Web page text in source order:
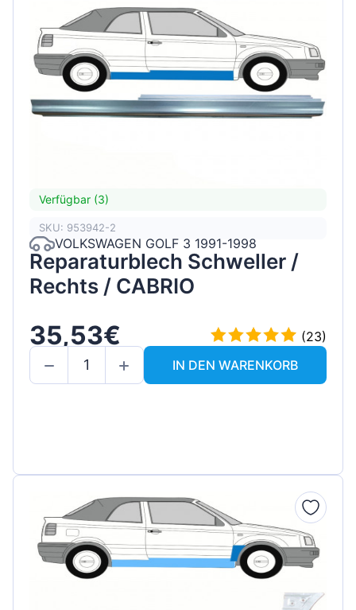
Verfügbar (3)
SKU: 953942-2
VOLKSWAGEN GOLF 3 1991-1998
Reparaturblech Schweller /
Rechts / CABRIO
35,53€
(23)
IN DEN WARENKORB